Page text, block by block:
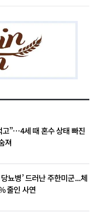
고”…4세 때 혼수 상태 빠진
져
뇨병’ 드러난 주한미군...체
줄인 사연